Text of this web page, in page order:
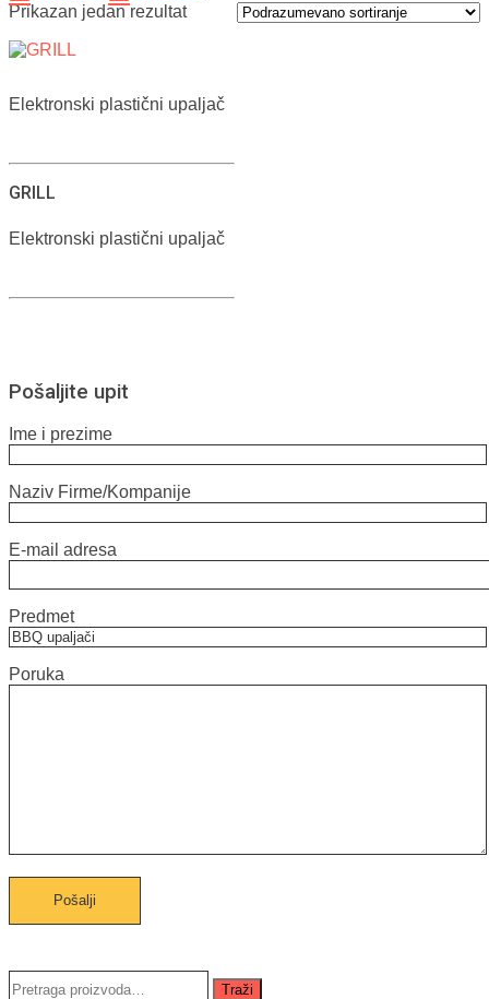
Prikazan jedan rezultat
Elektronski plastični upaljač
proizvod
više
Opcije
izabrane
GRILL
Elektronski plastični upaljač
proizvod
mogu
izabrane
na
stranici
proizvoda.
Pošaljite upit
Ime i prezime
Naziv Firme/Kompanije
E-mail adresa
Predmet
Poruka
Traži